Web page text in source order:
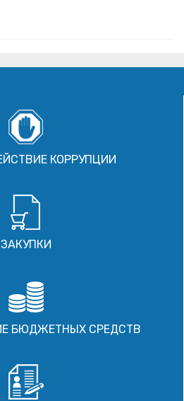
КОРРУПЦИИ
ЗАКУПКИ
БЮДЖЕТНЫХ СРЕДСТВ